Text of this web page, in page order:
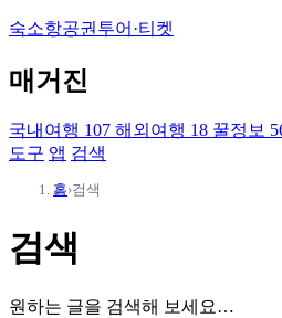
숙소항공권 투어·티켓
매거진
국내여행 107 해외여행 18 꿀정보
도구 앱 검색
홈›검색
검색
원하는 글을 검색해 보세요…